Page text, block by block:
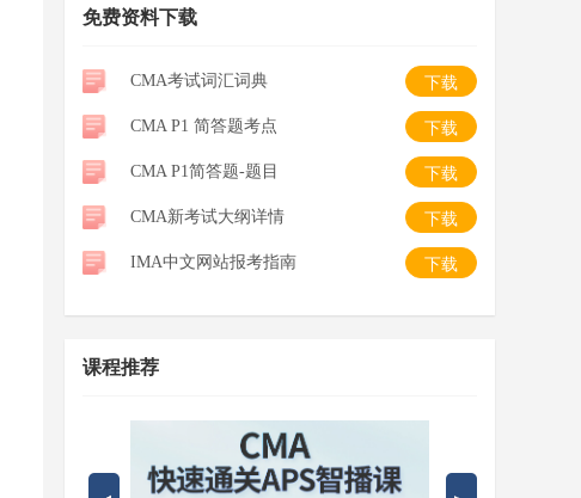
免费资料下载
CMA考试词汇词典 下载
CMA P1 简答题考点 下载
CMA P1简答题-题目 下载
CMA新考试大纲详情 下载
IMA中文网站报考指南 下载
课程推荐